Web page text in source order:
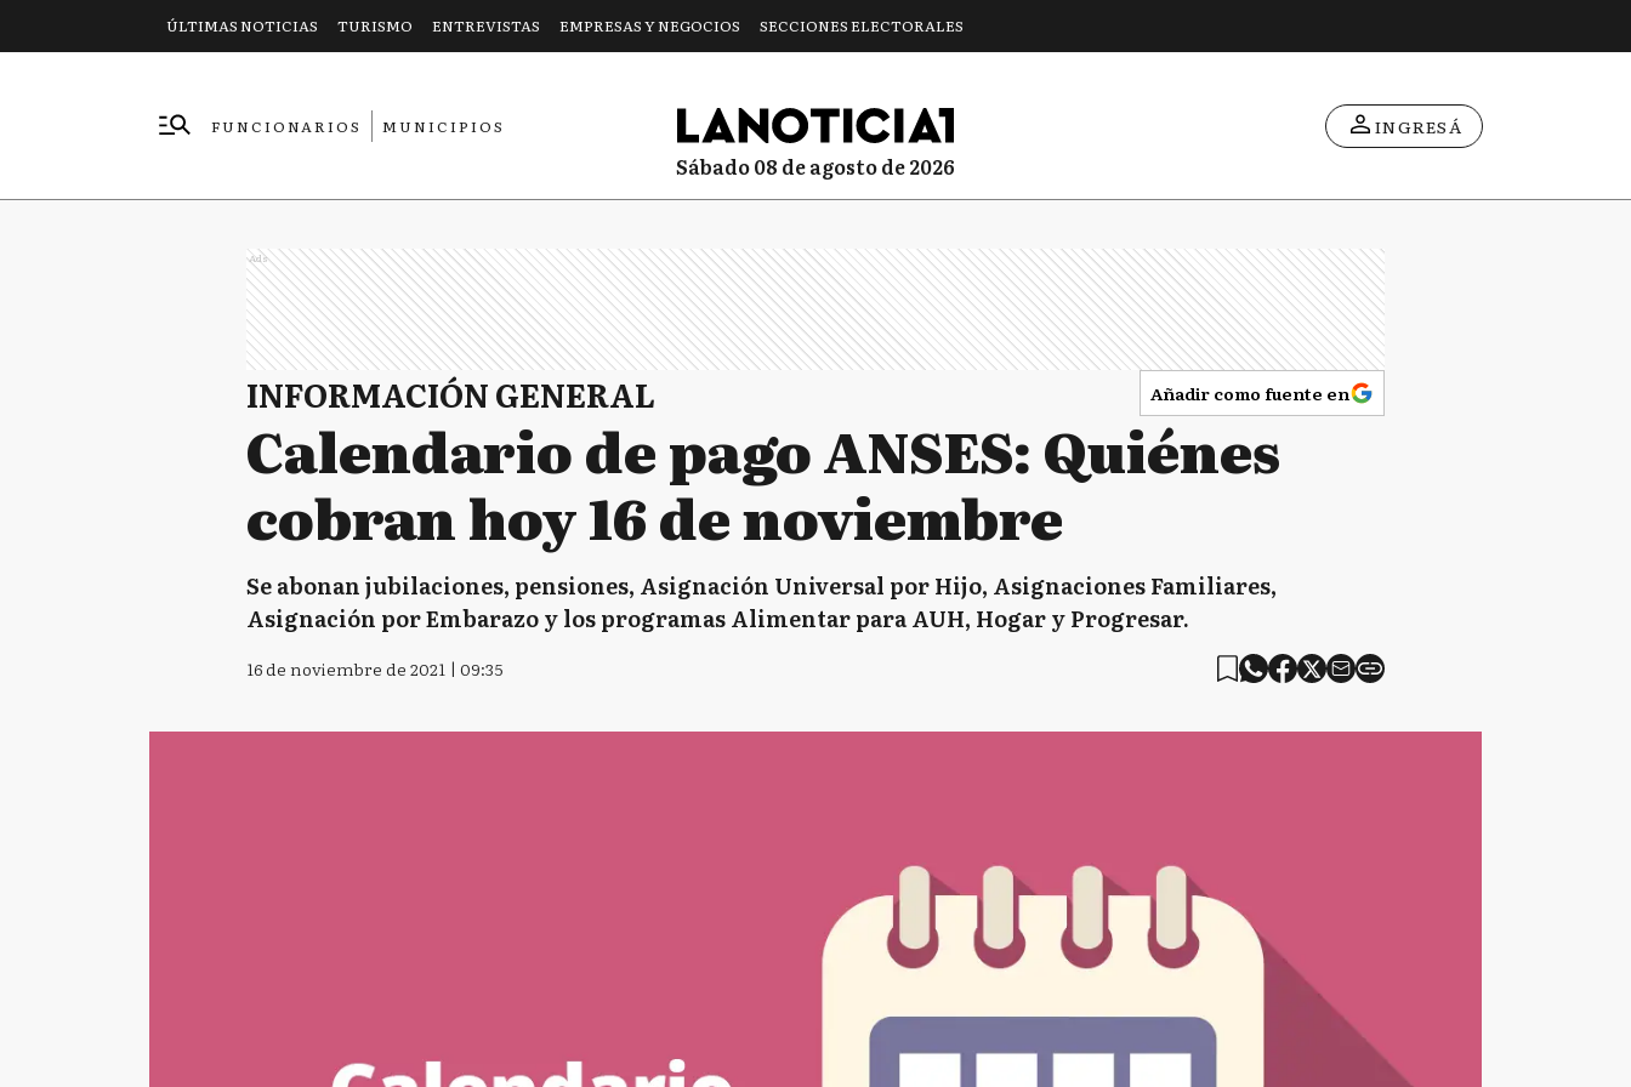
ÚLTIMAS NOTICIAS TURISMO ENTREVISTAS EMPRESAS Y NEGOCIOS SECCIONES ELECTORALES
FUNCIONARIOS
MUNICIPIOS
sábado 08 de agosto de 2026
INGRESÁ
Ads
INFORMACIÓN GENERAL Añadir como fuente en
Calendario de pago ANSES: Quiénes
cobran hoy 16 de noviembre
Se abonan jubilaciones, pensiones, Asignación Universal por Hijo, Asignaciones Familiares,
Asignación por Embarazo y los programas Alimentar para AUH, Hogar y Progresar.
16 de noviembre de 2021 | 09:35